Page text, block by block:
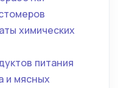
химических
питания
и мясных